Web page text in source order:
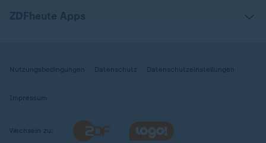
Nutzungsbedingungen Datenschutz Datenschutzeinstellungen
Impressum
Wechseln zu: